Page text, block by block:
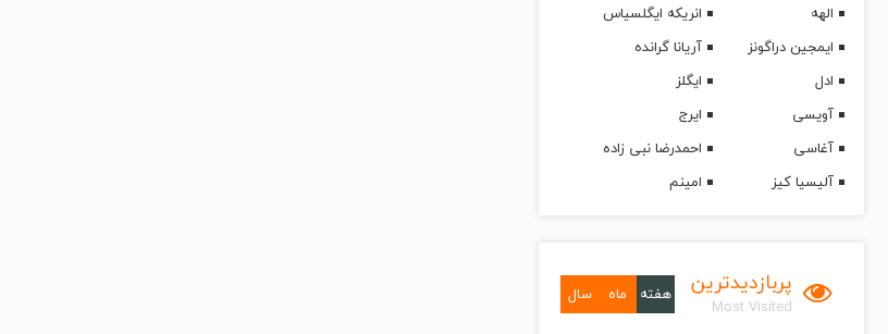
الهه
انریکه ایگلسیاس
ایمجین دراگونز
آریانا گرانده
ادل
ایگلز
آویسی
ایرج
آغاسی
احمدرضا نبی زاده
آلیسیا کیز
امینم
پربازدیدترین
Most Visited
هفته ماه سال